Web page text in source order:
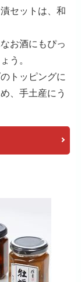
セットは、和
お酒にもぴっ
う。
トッピングに
、手土産にう